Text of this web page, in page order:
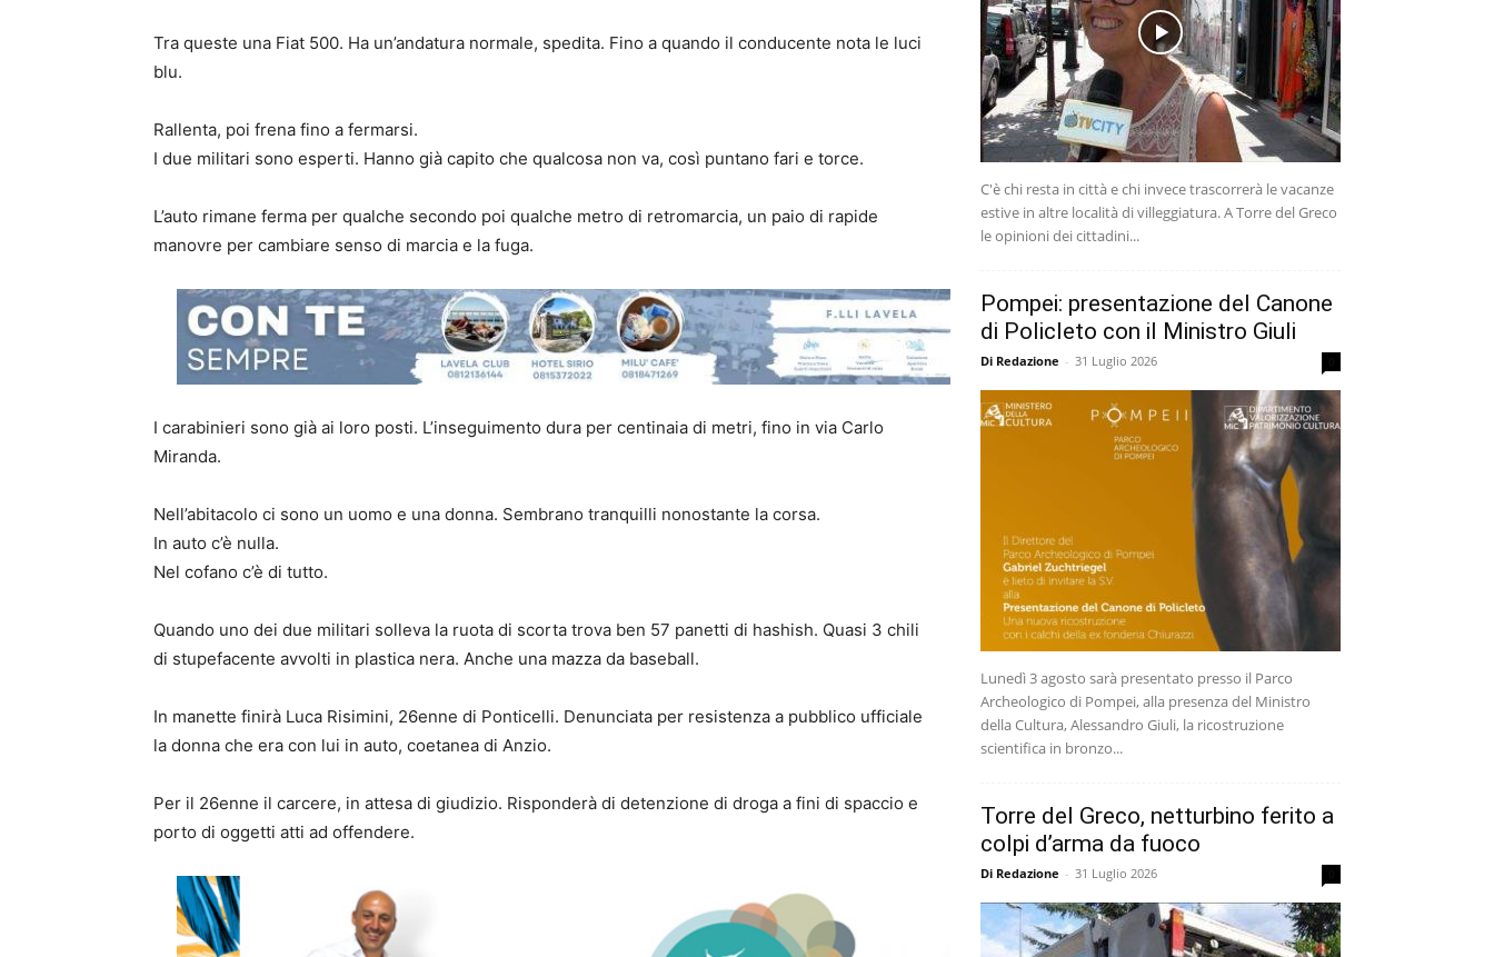
Tra queste una Fiat 500. Ha un’andatura normale, spedita. Fino a quando il conducente nota le luci
blu.
Rallenta, poi frena fino a fermarsi.
I due militari sono esperti. Hanno già capito che qualcosa non va, così puntano fari e torce.
L’auto rimane ferma per qualche secondo poi qualche metro di retromarcia, un paio di rapide
manovre per cambiare senso di marcia e la fuga.
I carabinieri sono già ai loro posti. L’inseguimento dura per centinaia di metri, fino in via Carlo
Miranda.
Nell’abitacolo ci sono un uomo e una donna. Sembrano tranquilli nonostante la corsa.
In auto c’è nulla.
Nel cofano c’è di tutto.
Quando uno dei due militari solleva la ruota di scorta trova ben 57 panetti di hashish. Quasi 3 chili
di stupefacente avvolti in plastica nera. Anche una mazza da baseball.
In manette finirà Luca Risimini, 26enne di Ponticelli. Denunciata per resistenza a pubblico ufficiale
la donna che era con lui in auto, coetanea di Anzio.
Per il 26enne il carcere, in attesa di giudizio. Risponderà di detenzione di droga a fini di spaccio e
porto di oggetti atti ad offendere.
C'è chi resta in città e chi invece trascorrerà le vacanze
estive in altre località di villeggiatura. A Torre del Greco
le opinioni dei cittadini...
Pompei: presentazione del Canone
di Policleto con il Ministro Giuli
Di Redazione - 31 Luglio 2026
Lunedì 3 agosto sarà presentato presso il Parco
Archeologico di Pompei, alla presenza del Ministro
della Cultura, Alessandro Giuli, la ricostruzione
scientifica in bronzo...
Torre del Greco, netturbino ferito a
colpi d’arma da fuoco
Di Redazione - 31 Luglio 2026